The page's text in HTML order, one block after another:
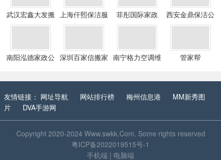
武汉宏鑫大发搬
家有限公司
上海仟熙保洁服
务有限公司
菲彤国际家政
西安金鼎保洁公
司
南阳泓德家政公 深圳百家信搬家 南宁格力空调维
管家帮
友情链接： 网址导航 网站排行榜 梅州信息港
MM新秀图
片
DVA手游网
Copyright 2020-2024 Www.swkk.Com. Some rights reserved
粤ICP备2022019515号-1
手机端 | 电脑端